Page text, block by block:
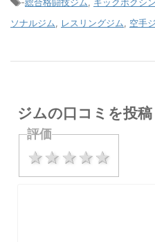
ソナルジム
レスリングジム 空手
ジムの口コミを投稿
評価
4 stars
3 stars
2 stars
1 star